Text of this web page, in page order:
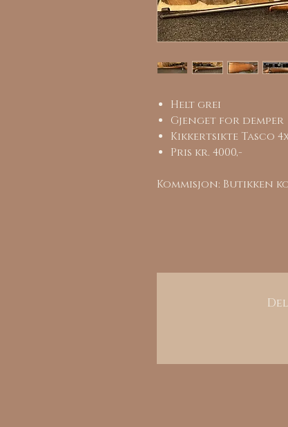
Helt grei
Gjenget for demper
Kikkertsikte Tasco
Pris kr. 4000,-
Kommisjon: Butikken